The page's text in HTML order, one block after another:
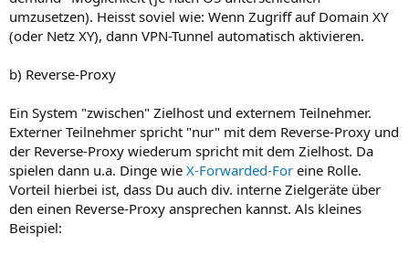
umzusetzen). Heisst soviel wie: Wenn Zugriff auf Domain XY
(oder Netz XY), dann VPN-Tunnel automatisch aktivieren.
b) Reverse-Proxy
Ein System "zwischen" Zielhost und externem Teilnehmer.
Externer Teilnehmer spricht "nur" mit dem Reverse-Proxy und
der Reverse-Proxy wiederum spricht mit dem Zielhost. Da
spielen dann u.a. Dinge wie X-Forwarded-For eine Rolle.
Vorteil hierbei ist, dass Du auch div. interne Zielgeräte über
den einen Reverse-Proxy ansprechen kannst. Als kleines
Beispiel: